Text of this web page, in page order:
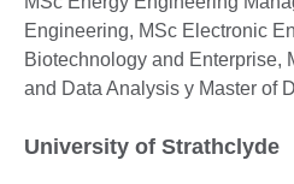
Engineering, MSc Electronic
Biotechnology and Enterprise,
and Data Analysis y Master of
University of Strathclyde